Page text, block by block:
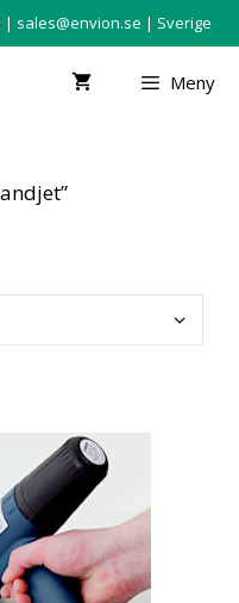
| sales@envion.se | Sverige
Meny